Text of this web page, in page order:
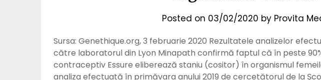
Posted on 03/02/2020 by Provita
Sursa: Genethique.org, 3 februarie 2020 Rezultatele analizelor
către laboratorul din Lyon Minapath confirmă faptul că în peste
contraceptiv Essure eliberează staniu (cositor) în organismul
analiza efectuată în primăvara anului 2019 de cercetătorul de la